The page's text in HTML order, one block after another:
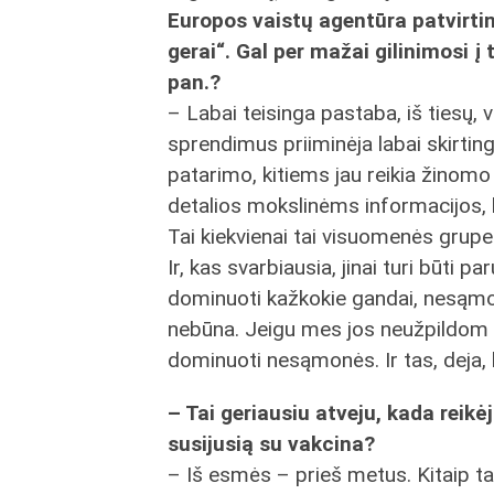
Europos vaistų agentūra
gerai“. Gal per mažai gilinimosi
pan.?
– Labai teisinga pastaba, iš tiesų,
sprendimus priiminėja labai
patarimo, kitiems jau reikia
detalios mokslinėms informacijos,
Tai kiekvienai tai visuomenės
Ir, kas svarbiausia, jinai turi būti
dominuoti kažkokie gandai,
nebūna. Jeigu mes jos
dominuoti nesąmonės. Ir tas,
– Tai geriausiu atveju, kada
susijusią su vakcina?
– Iš esmės – prieš metus. Kitaip